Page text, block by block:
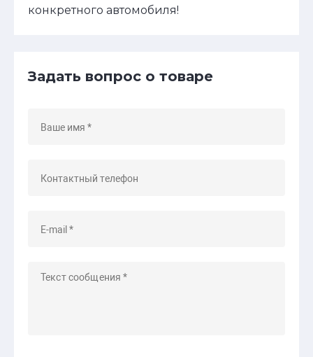
конкретного автомобиля!
Задать вопрос о товаре